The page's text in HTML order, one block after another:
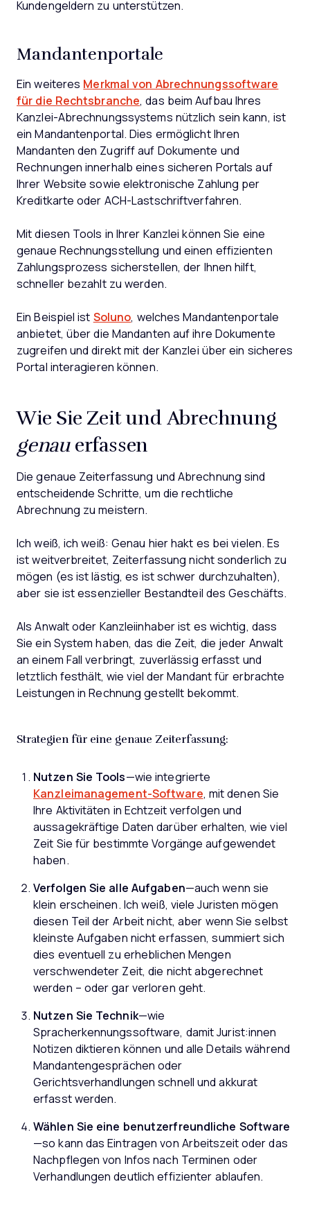
Kundengeldern zu unterstützen.
Mandantenportale
Ein weiteres Merkmal von Abrechnungssoftware
für die Rechtsbranche, das beim Aufbau Ihres
Kanzlei-Abrechnungssystems nützlich sein kann, ist
ein Mandantenportal. Dies ermöglicht Ihren
Mandanten den Zugriff auf Dokumente und
Rechnungen innerhalb eines sicheren Portals auf
Ihrer Website sowie elektronische Zahlung per
Kreditkarte oder ACH-Lastschriftverfahren.
Mit diesen Tools in Ihrer Kanzlei können Sie eine
genaue Rechnungsstellung und einen effizienten
Zahlungsprozess sicherstellen, der Ihnen hilft,
schneller bezahlt zu werden.
Ein Beispiel ist Soluno, welches Mandantenportale
anbietet, über die Mandanten auf ihre Dokumente
zugreifen und direkt mit der Kanzlei über ein sicheres
Portal interagieren können.
Wie Sie Zeit und Abrechnung
genauerfassen
Die genaue Zeiterfassung und Abrechnung sind
entscheidende Schritte, um die rechtliche
Abrechnung zu meistern.
Ich weiß, ich weiß: Genau hier hakt es bei vielen. Es
ist weitverbreitet, Zeiterfassung nicht sonderlich zu
mögen (es ist lästig, es ist schwer durchzuhalten),
aber sie ist essenzieller Bestandteil des Geschäfts.
Als Anwalt oder Kanzleiinhaber ist es wichtig, dass
Sie ein System haben, das die Zeit, die jeder Anwalt
an einem Fall verbringt, zuverlässig erfasst und
letztlich festhält, wie viel der Mandant für erbrachte
Leistungen in Rechnung gestellt bekommt.
Strategien für eine genaue Zeiterfassung:
Nutzen Sie Tools—wie integrierte
Kanzleimanagement-Software, mit denen Sie
Ihre Aktivitäten in Echtzeit verfolgen und
aussagekräftige Daten darüber erhalten, wie viel
Zeit Sie für bestimmte Vorgänge aufgewendet
haben.
Verfolgen Sie alle Aufgaben—auch wenn sie
klein erscheinen. Ich weiß, viele Juristen mögen
diesen Teil der Arbeit nicht, aber wenn Sie selbst
kleinste Aufgaben nicht erfassen, summiert sich
dies eventuell zu erheblichen Mengen
verschwendeter Zeit, die nicht abgerechnet
werden – oder gar verloren geht.
Nutzen Sie Technik—wie
Spracherkennungssoftware, damit Jurist:innen
Notizen diktieren können und alle Details während
Mandantengesprächen oder
Gerichtsverhandlungen schnell und akkurat
erfasst werden.
Wählen Sie eine benutzerfreundliche Software
—so kann das Eintragen von Arbeitszeit oder das
Nachpflegen von Infos nach Terminen oder
Verhandlungen deutlich effizienter ablaufen.